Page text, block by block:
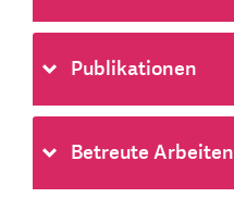
Publikationen
Betreute Arbeiten